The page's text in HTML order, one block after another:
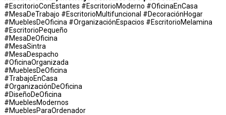
#EscritorioConEstantes #EscritorioModerno #OficinaEnCasa
#MesaDeTrabajo #EscritorioMultifuncional #DecoraciónHogar
#MueblesDeOficina #OrganizaciónEspacios #EscritorioMelamina
#EscritorioPequeño
#MesaDeOficina
#MesaSintra
#MesaDespacho
#OficinaOrganizada
#MueblesDeOficina
#TrabajoEnCasa
#OrganizaciónDeOficina
#DiseñoDeOficina
#MueblesModernos
#MueblesParaOrdenador